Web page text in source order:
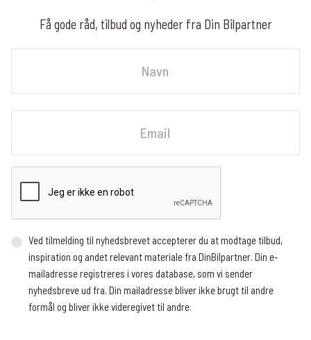
Få gode råd, tilbud og nyheder fra Din Bilpartner
Ved tilmelding til nyhedsbrevet accepterer du at modtage tilbud,
inspiration og andet relevant materiale fra DinBilpartner. Din e-
mailadresse registreres i vores database, som vi sender
nyhedsbreve ud fra. Din mailadresse bliver ikke brugt til andre
formål og bliver ikke videregivet til andre.